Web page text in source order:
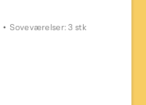
Soveværelser: 3 stk